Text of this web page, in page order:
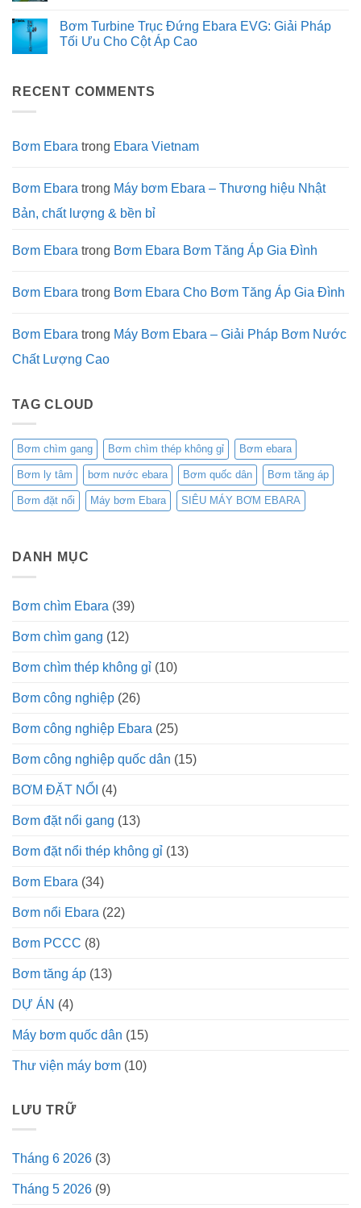
trên
bơm
Ebara
hàng
đầu
của
công
trình
bước
chuyển
mình
Tập
đoàn
trong
Công
nghệ
3
–
bình
luận
ở
kỷ
lục
(Quý
Bơm Turbine Trục Đứng Ebara EVG: Giải Pháp
Tối Ưu Cho Cột Áp Cao
luận
ở
Ebara
Tối
Cho
Cao
RECENT COMMENTS
Bơm Ebara trong Ebara Vietnam
Bơm Ebara trong Máy bơm Ebara – Thương hiệu Nhật
Bản, chất lượng & bền bỉ
Bơm Ebara trong Bơm Ebara Bơm Tăng Áp Gia Đình
Bơm Ebara trong Bơm Ebara Cho Bơm Tăng Áp Gia Đình
Bơm Ebara trong Máy Bơm Ebara – Giải Pháp Bơm Nước
Chất Lượng Cao
TAG CLOUD
Bơm chìm gang Bơm chìm thép không gỉ Bơm ebara
Bơm ly tâm bơm nước ebara Bơm quốc dân Bơm tăng áp
Bơm đặt nổi Máy bơm Ebara SIÊU MÁY BƠM EBARA
DANH MỤC
Bơm chìm Ebara (39)
Bơm chìm gang (12)
Bơm chìm thép không gỉ (10)
Bơm công nghiệp (26)
Bơm công nghiệp Ebara (25)
Bơm công nghiệp quốc dân (15)
BƠM ĐẶT NỔI (4)
Bơm đặt nổi gang (13)
Bơm đặt nổi thép không gỉ (13)
Bơm Ebara (34)
Bơm nổi Ebara (22)
Bơm PCCC (8)
Bơm tăng áp (13)
DỰ ÁN (4)
Máy bơm quốc dân (15)
Thư viện máy bơm (10)
LƯU TRỮ
Tháng 6 2026 (3)
Tháng 5 2026 (9)